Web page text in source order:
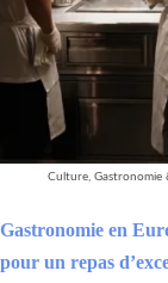
Culture, Gastronomie
Gastronomie en
pour un repas